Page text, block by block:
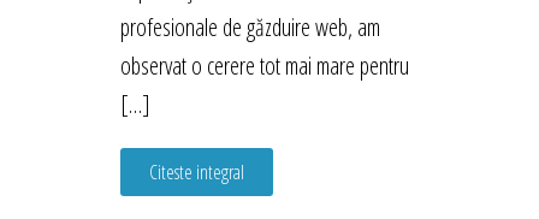
profesionale de găzduire web, am
observat o cerere tot mai mare pentru
[…]
Citeste integral